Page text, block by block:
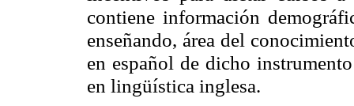
contiene información
enseñando, área del
en español de dicho
en lingüística inglesa.